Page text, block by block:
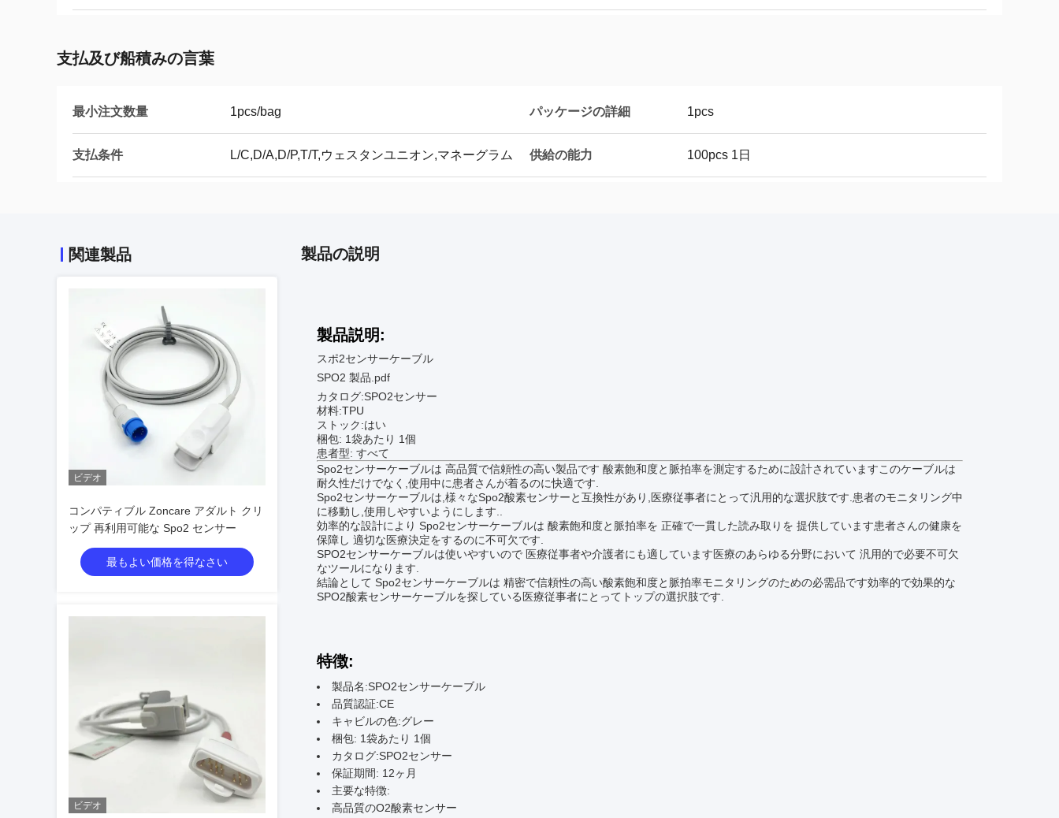
支払及び船積みの言葉
最小注文数量 1pcs/bag パッケージの詳細 1pcs
支払条件 L/C,D/A,D/P,T/T,ウェスタンユニオン,マネーグラム 供給の能力 100pcs 1日
関連製品
ビデオ
コンパティブル Zoncare アダルト クリ
ップ 再利用可能な Spo2 センサー
最もよい価格を得なさい
ビデオ
製品の説明
製品説明:
スポ2センサーケーブル
SPO2 製品.pdf
カタログ:SPO2センサー
材料:TPU
ストック:はい
梱包: 1袋あたり 1個
患者型: すべて
Spo2センサーケーブルは 高品質で信頼性の高い製品です 酸素飽和度と脈拍率を測定するために設計されていますこのケーブルは
耐久性だけでなく,使用中に患者さんが着るのに快適です.
Spo2センサーケーブルは,様々なSpo2酸素センサーと互換性があり,医療従事者にとって汎用的な選択肢です.患者のモニタリング中
に移動し,使用しやすいようにします..
効率的な設計により Spo2センサーケーブルは 酸素飽和度と脈拍率を 正確で一貫した読み取りを 提供しています患者さんの健康を
保障し 適切な医療決定をするのに不可欠です.
SPO2センサーケーブルは使いやすいので 医療従事者や介護者にも適しています医療のあらゆる分野において 汎用的で必要不可欠
なツールになります.
結論として Spo2センサーケーブルは 精密で信頼性の高い酸素飽和度と脈拍率モニタリングのための必需品です効率的で効果的な
SPO2酸素センサーケーブルを探している医療従事者にとってトップの選択肢です.
特徴:
製品名:SPO2センサーケーブル
品質認証:CE
キャビルの色:グレー
梱包: 1袋あたり 1個
カタログ:SPO2センサー
保証期間: 12ヶ月
主要な特徴:
高品質のO2酸素センサー